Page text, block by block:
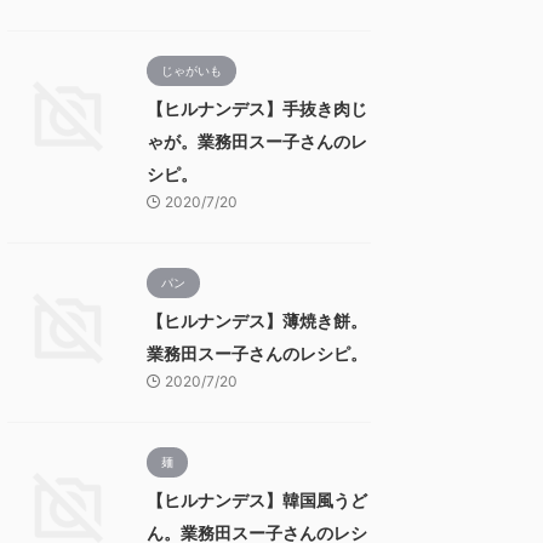
じゃがいも
【ヒルナンデス】手抜き肉じ
ゃが。業務田スー子さんのレ
シピ。
2020/7/20
パン
【ヒルナンデス】薄焼き餅。
業務田スー子さんのレシピ。
2020/7/20
麺
【ヒルナンデス】韓国風うど
ん。業務田スー子さんのレシ